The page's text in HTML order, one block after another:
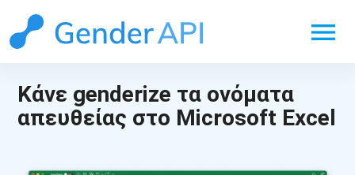
menu
Κάνε genderize τα ονόματα
απευθείας στο Microsoft Excel